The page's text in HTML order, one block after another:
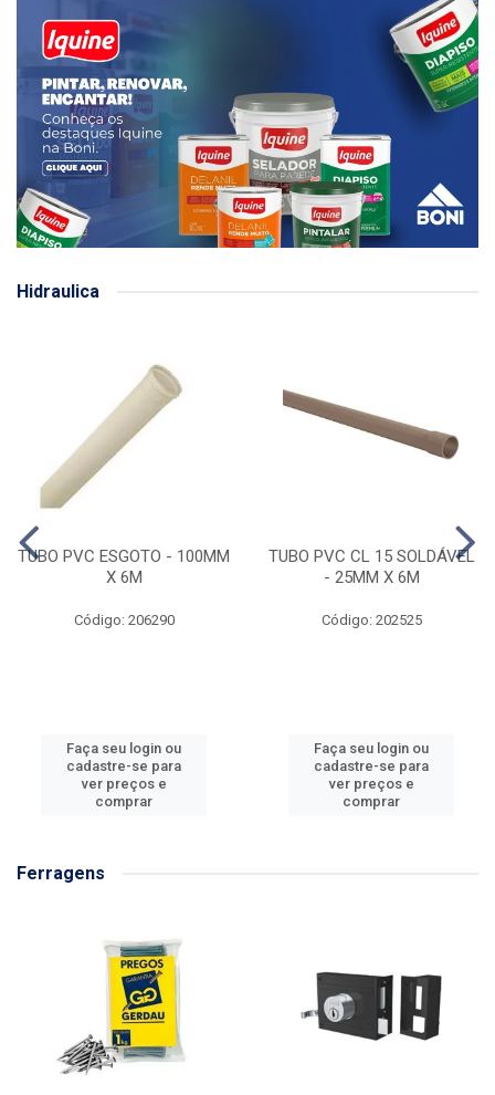
Hidraulica
TUBO PVC ESGOTO - 100MM
X 6M
Código: 206290
Faça seu login ou
cadastre-se para
ver preços e
comprar
TUBO PVC CL 15 SOLDÁVEL
- 25MM X 6M
Código: 202525
Faça seu login ou
cadastre-se para
ver preços e
comprar
Ferragens